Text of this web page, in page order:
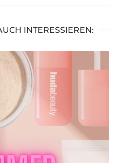
INTERESSIEREN: